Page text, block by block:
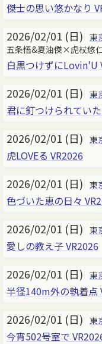
傑士の思い悠かなり
2026/02/01 (日) 東
五条悟&夏油傑×虎杖悠
白黒つけずにLovin'U
2026/02/01 (日) 東
君に釘つけられてい
2026/02/01 (日) 東
虎LOVEる VR2026
2026/02/01 (日) 東
色づいた恵の日々
2026/02/01 (日) 東
愛しの教え子 VR2026
2026/02/01 (日) 東
半径140m外の執着点
2026/02/01 (日) 東
今宵502号室で